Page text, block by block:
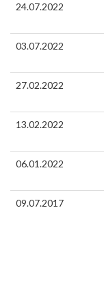
24.07.2022
03.07.2022
27.02.2022
13.02.2022
06.01.2022
09.07.2017